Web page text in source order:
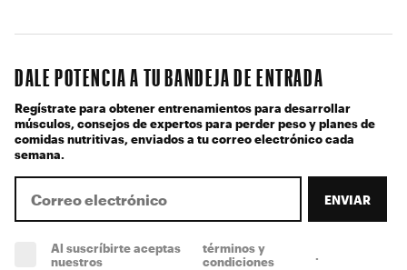
DALE POTENCIA A TU BANDEJA DE ENTRADA
Regístrate para obtener entrenamientos para desarrollar
músculos, consejos de expertos para perder peso y planes de
comidas nutritivas, enviados a tu correo electrónico cada
semana.
ENVIAR
Al suscríbirte aceptas
nuestros
términos y
condiciones